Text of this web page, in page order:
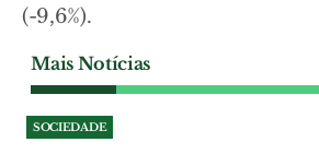
(-9,6%).
Mais Notícias
SOCIEDADE